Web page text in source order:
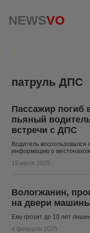
NEWSVO
NEWSVO
патруль ДПС
Пассажир погиб
пьяный
встречи с ДПС
Водитель воспользовался
информацию о
19 июля 2025
Вологжанин,
на двери
Ему грозит до 10 лет
4 февраля 2025